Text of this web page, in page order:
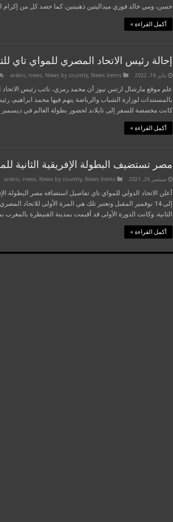
حسن، ومي خالد فوزي ميداليتين ذهبيتين. كما حصد كل من إكرام
أكمل القراءة »
إحالة رئيس الاتحاد المصري للمواي تاي
يناير 16, 2022 arabic, news, News by country, News items
علم موقع مارشال ارتس نيوز أن محمد رمزي، نائب رئيس
بالمستندات لوزارة الشباب والرياضة يتهم فيها محمد ابراهيم،
كانت مخصصة للسفر إلى تايلاند لحضور بطولة العالم في ديسمبر 2021 وبالفعل تم تشكيل لجنة من …
أكمل القراءة »
مصر تستضيف البطولة الإفريقية الثانية
سبتمبر 26, 2021 arabic, news, News by country, News items
إلى 14 نوفمبر المقبل وتعتبر تلك هي المرة الأولى للاتحاد
الثانية. وكانت الدورة الأولى قد أقيمت بمدينة القنيطرة بالمغرب بمشاركة 15 دولة
أكمل القراءة »